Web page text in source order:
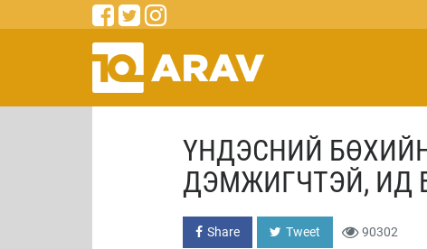
ҮНДЭСНИЙ
ДЭМЖИГЧТЭЙ, ИД
Share Tweet 90302